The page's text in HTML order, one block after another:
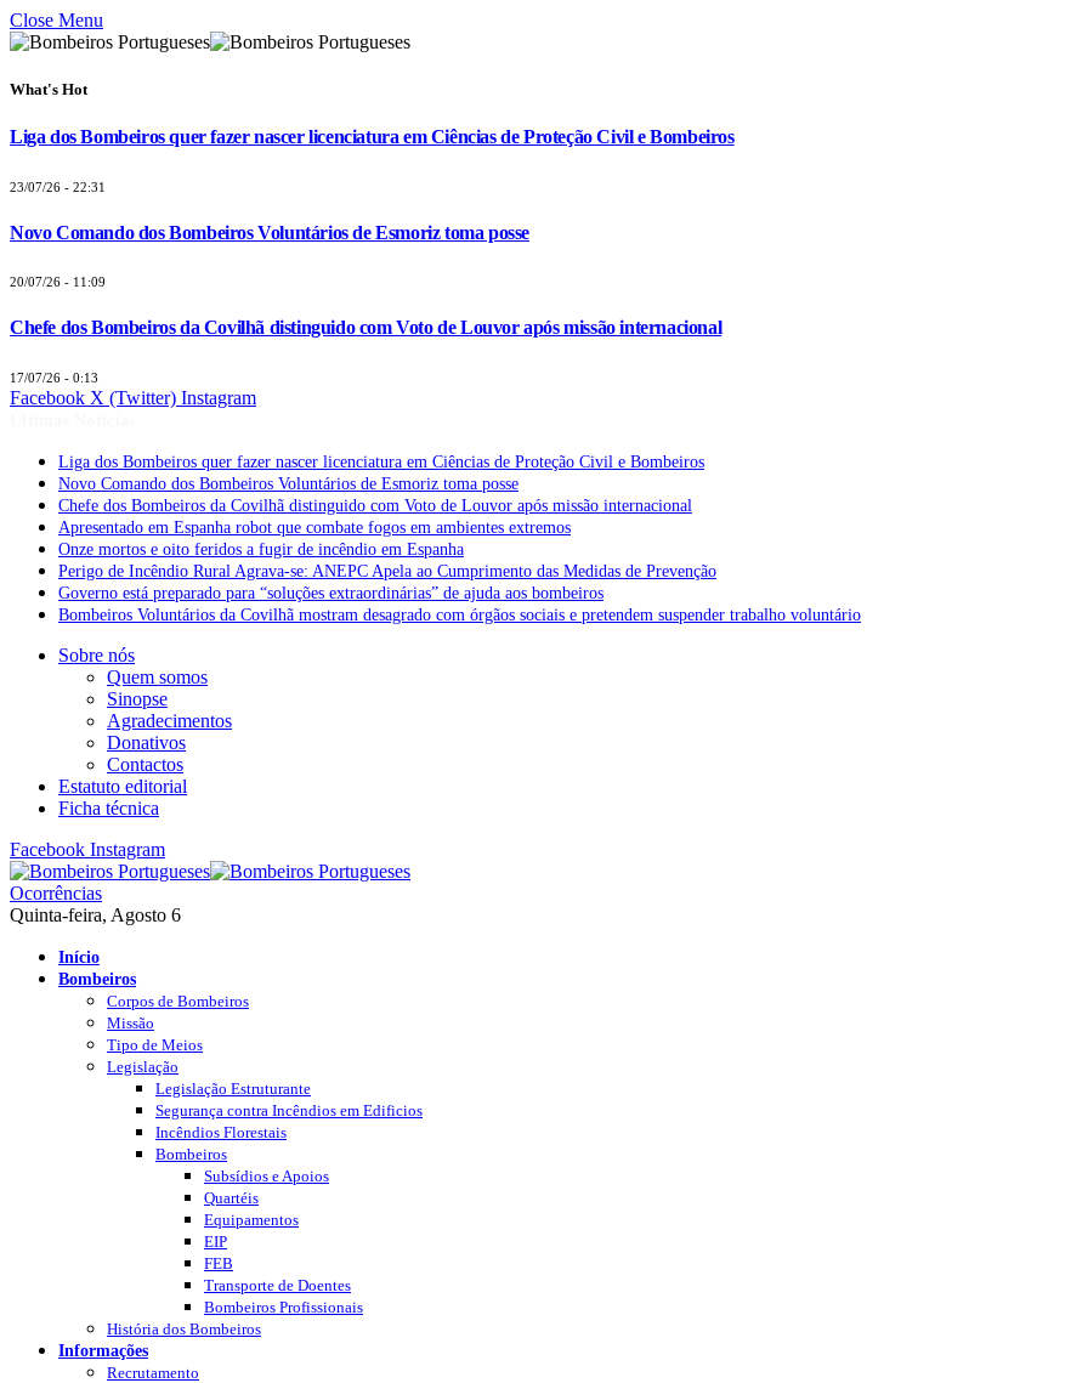
Close Menu
What's Hot
Liga dos Bombeiros quer fazer nascer licenciatura em Ciências de Proteção Civil e Bombeiros
23/07/26 - 22:31
Novo Comando dos Bombeiros Voluntários de Esmoriz toma posse
20/07/26 - 11:09
Chefe dos Bombeiros da Covilhã distinguido com Voto de Louvor após missão internacional
17/07/26 - 0:13
Facebook X (Twitter) Instagram
Liga dos Bombeiros quer fazer nascer licenciatura em Ciências de Proteção Civil e Bombeiros
Novo Comando dos Bombeiros Voluntários de Esmoriz toma posse
Chefe dos Bombeiros da Covilhã distinguido com Voto de Louvor após missão internacional
Apresentado em Espanha robot que combate fogos em ambientes extremos
Onze mortos e oito feridos a fugir de incêndio em Espanha
Perigo de Incêndio Rural Agrava-se: ANEPC Apela ao Cumprimento das Medidas de Prevenção
Governo está preparado para “soluções extraordinárias” de ajuda aos bombeiros
Bombeiros Voluntários da Covilhã mostram desagrado com órgãos sociais e pretendem suspender trabalho voluntário
Sobre nós
Quem somos
Sinopse
Agradecimentos
Donativos
Contactos
Estatuto editorial
Ficha técnica
Facebook Instagram
Ocorrências
Quinta-feira, Agosto 6
Início
Bombeiros
Corpos de Bombeiros
Missão
Tipo de Meios
Legislação
Legislação Estruturante
Segurança contra Incêndios em Edificios
Incêndios Florestais
Bombeiros
Subsídios e Apoios
Quartéis
Equipamentos
EIP
FEB
Transporte de Doentes
Bombeiros Profissionais
História dos Bombeiros
Informações
Recrutamento